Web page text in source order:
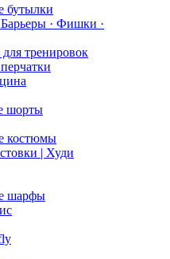
бутылки
· Фишки ·
тренировок
шорты
костюмы
| Худи
шарфы